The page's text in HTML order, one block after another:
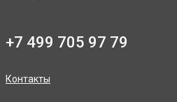
+7 499 705 97 79
Контакты